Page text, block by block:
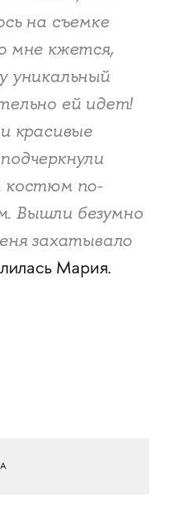
на съемке
мне кжется,
уникальный
ей идет!
красивые
костюм по-
Вышли безумно
захатывало
Мария.